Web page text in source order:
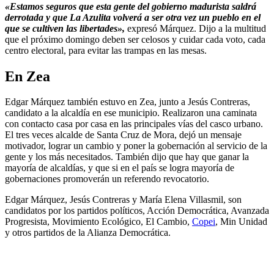
«Estamos seguros que esta gente del gobierno madurista saldrá
derrotada y que La Azulita volverá a ser otra vez un pueblo en el
que se cultiven las libertades», expresó Márquez. Dijo a la multitud
que el próximo domingo deben ser celosos y cuidar cada voto, cada
centro electoral, para evitar las trampas en las mesas.
En Zea
Edgar Márquez también estuvo en Zea, junto a Jesús Contreras,
candidato a la alcaldía en ese municipio. Realizaron una caminata
con contacto casa por casa en las principales vías del casco urbano.
El tres veces alcalde de Santa Cruz de Mora, dejó un mensaje
motivador, lograr un cambio y poner la gobernación al servicio de la
gente y los más necesitados. También dijo que hay que ganar la
mayoría de alcaldías, y que si en el país se logra mayoría de
gobernaciones promoverán un referendo revocatorio.
Edgar Márquez, Jesús Contreras y María Elena Villasmil, son
candidatos por los partidos políticos, Acción Democrática, Avanzada
Progresista, Movimiento Ecológico, El Cambio, Copei, Min Unidad
y otros partidos de la Alianza Democrática.